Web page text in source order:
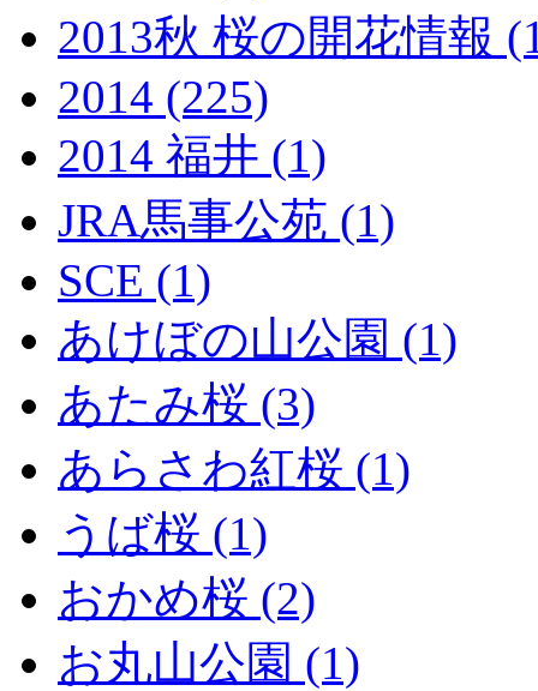
2013秋 桜の開花情報
2014 (225)
2014 福井 (1)
JRA馬事公苑 (1)
SCE (1)
あけぼの山公園 (1)
あたみ桜 (3)
あらさわ紅桜 (1)
うば桜 (1)
おかめ桜 (2)
お丸山公園 (1)